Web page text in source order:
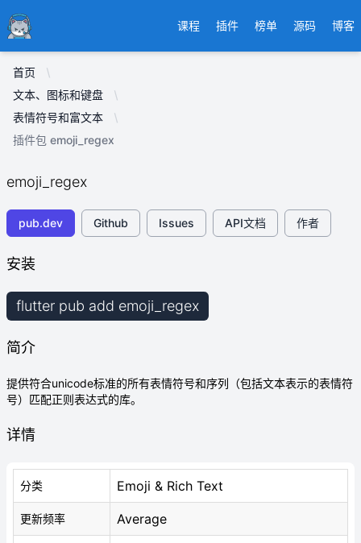
Ducafecat 课程 插件 榜单 源码 博客
首页
文本、图标和键盘
表情符号和富文本
插件包 emoji_regex
emoji_regex
pub.dev Github Issues API文档 作者
安装
flutter pub add emoji_regex
简介
提供符合unicode标准的所有表情符号和序列（包括文本表示的表情符
号）匹配正则表达式的库。
详情
分类 Emoji & Rich Text
更新频率 Average